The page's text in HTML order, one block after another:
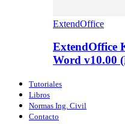
ExtendOffice
ExtendOffice
Word v10.00
Tutoriales
Libros
Normas Ing. Civil
Contacto